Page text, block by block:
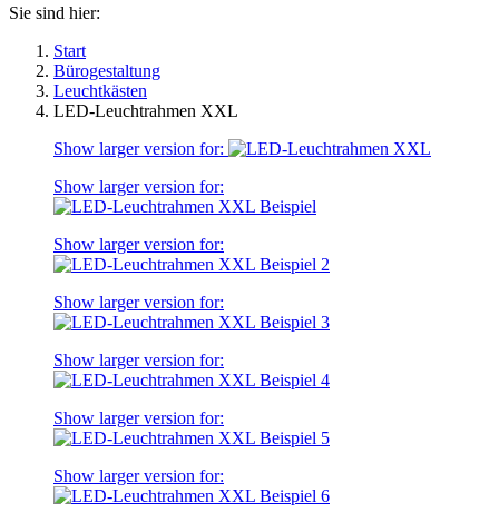
Sie sind hier:
Start
Bürogestaltung
Leuchtkästen
LED-Leuchtrahmen XXL
Show larger version for:
Show larger version for:
Show larger version for:
Show larger version for:
Show larger version for:
Show larger version for:
Show larger version for: